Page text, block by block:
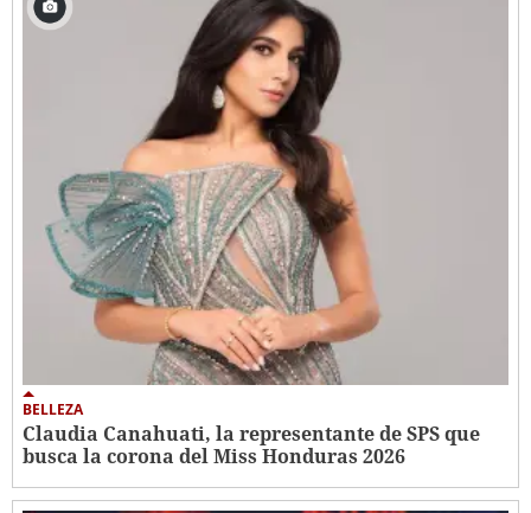
BELLEZA
Claudia Canahuati, la representante de SPS que
busca la corona del Miss Honduras 2026